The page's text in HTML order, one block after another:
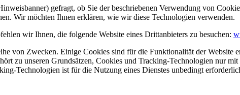
gefragt, ob Sie der beschriebenen Verwendung von
Wir möchten Ihnen erklären, wie wir diese Technologien verwenden.
wir Ihnen, die folgende Website eines Drittanbieters zu besuchen:
von Zwecken. Einige Cookies sind für die Funktionalität der Website
zu unseren Grundsätzen, Cookies und Tracking-Technologien nur
Technologien ist für die Nutzung eines Dienstes unbedingt